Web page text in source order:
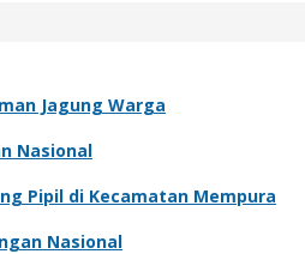
Jagung Warga
Nasional
Pipil di Kecamatan Mempura
Nasional